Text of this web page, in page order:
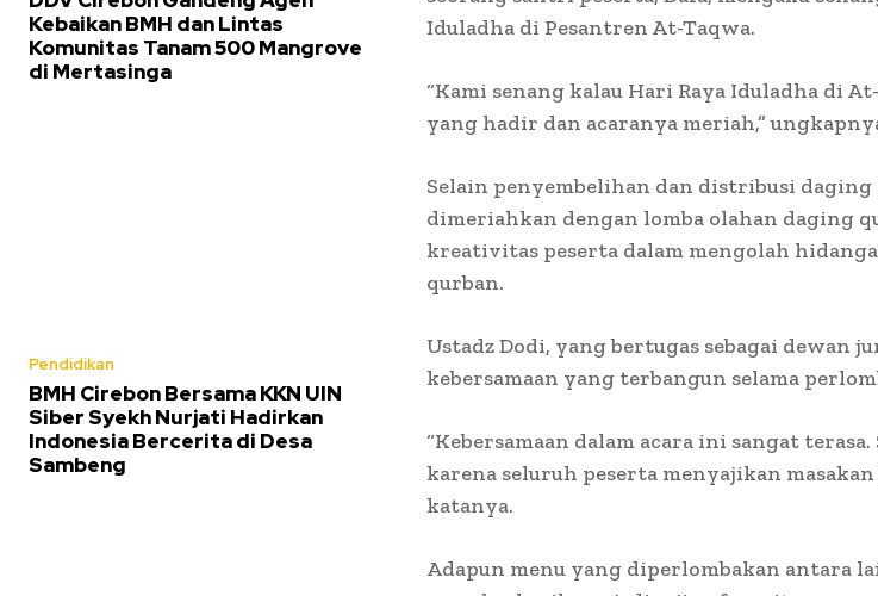
Kebaikan BMH dan Lintas
Komunitas Tanam 500 Mangrove
di Mertasinga
Pendidikan
BMH Cirebon Bersama KKN UIN
Siber Syekh Nurjati Hadirkan
Indonesia Bercerita di Desa
Sambeng
Iduladha di Pesantren At-Taqwa.
“Kami senang kalau Hari Raya Iduladha di
yang hadir dan acaranya meriah,”
Selain penyembelihan dan distribusi
dimeriahkan dengan lomba olahan daging
kreativitas peserta dalam mengolah
qurban.
Ustadz Dodi, yang bertugas sebagai dewan
kebersamaan yang terbangun selama
“Kebersamaan dalam acara ini sangat
karena seluruh peserta menyajikan
katanya.
Adapun menu yang diperlombakan antara